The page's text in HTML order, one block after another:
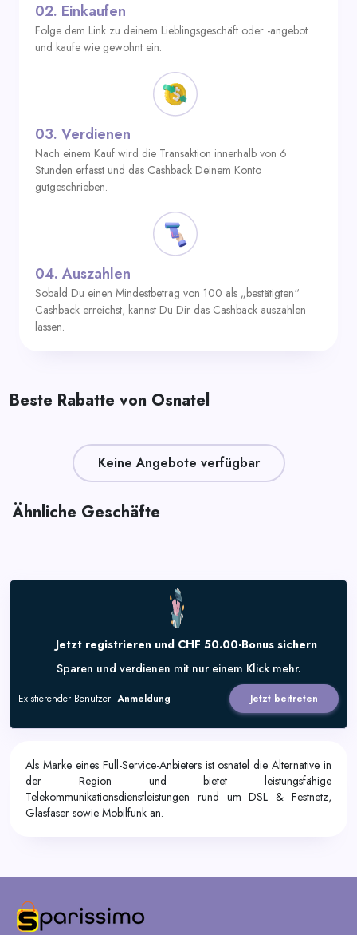
02. Einkaufen
Folge dem Link zu deinem Lieblingsgeschäft oder -angebot
und kaufe wie gewohnt ein.
03. Verdienen
Nach einem Kauf wird die Transaktion innerhalb von 6
Stunden erfasst und das Cashback Deinem Konto
gutgeschrieben.
04. Auszahlen
Sobald Du einen Mindestbetrag von 100 als „bestätigten“
Cashback erreichst, kannst Du Dir das Cashback auszahlen
lassen.
Beste Rabatte von Osnatel
Keine Angebote verfügbar
Ähnliche Geschäfte
Jetzt registrieren und CHF 50.00-Bonus sichern
Sparen und verdienen mit nur einem Klick mehr.
Jetzt beitreten
Existierender Benutzer Anmeldung
Als Marke eines Full-Service-Anbieters ist osnatel die Alternative in
der Region und bietet leistungsfähige
Telekommunikationsdienstleistungen rund um DSL & Festnetz,
Glasfaser sowie Mobilfunk an.